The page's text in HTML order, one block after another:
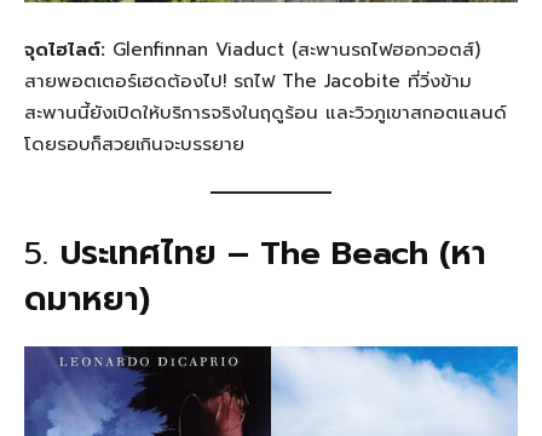
จุดไฮไลต์: Glenfinnan Viaduct (สะพานรถไฟฮอกวอตส์)
สายพอตเตอร์เฮดต้องไป! รถไฟ The Jacobite ที่วิ่งข้าม
สะพานนี้ยังเปิดให้บริการจริงในฤดูร้อน และวิวภูเขาสกอตแลนด์
โดยรอบก็สวยเกินจะบรรยาย
5. ประเทศไทย – The Beach (หา
ดมาหยา)